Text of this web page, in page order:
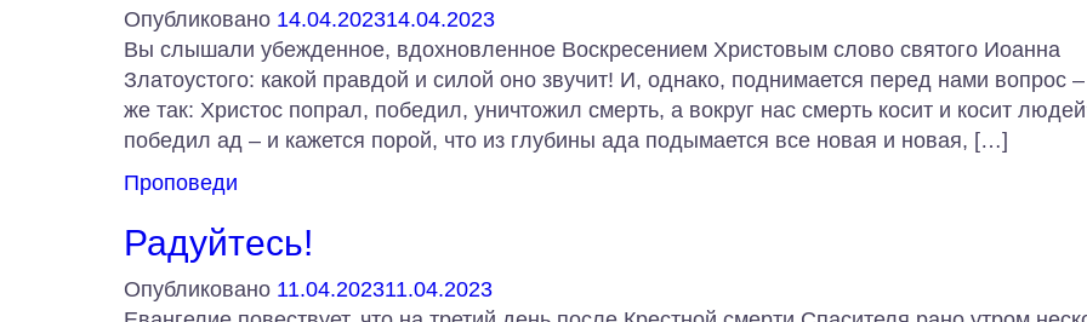
Опубликовано 14.04.202314.04.2023
Вы слышали убежденное, вдохновленное Воскресением Христовым слово святого Иоанна
Златоустого: какой правдой и силой оно звучит! И, однако, поднимается перед нами вопрос –
же так: Христос попрал, победил, уничтожил смерть, а вокруг нас смерть косит и косит
победил ад – и кажется порой, что из глубины ада подымается все новая и новая, […]
Проповеди
Радуйтесь!
Опубликовано 11.04.202311.04.2023